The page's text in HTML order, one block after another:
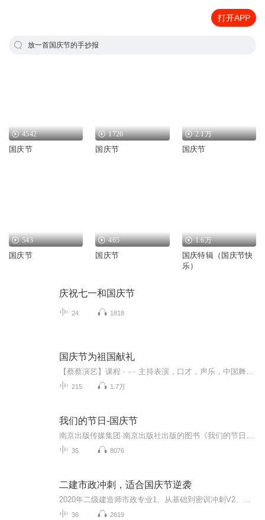
打开APP
放一首国庆节的手抄报
4542
国庆节
1726
国庆节
2.1万
国庆节
543
国庆节
465
国庆节
1.6万
国庆特辑（国庆节快
乐）
庆祝七一和国庆节
24 1818
国庆节为祖国献礼
215 1.7万
我们的节日-国庆节
35 8076
二建市政冲刺，适合国庆节逆袭
36 2619